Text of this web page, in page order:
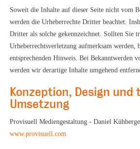
Soweit die Inhalte auf dieser Seite nicht vom
werden die Urheberrechte Dritter beachtet.
Dritter als solche gekennzeichnet. Sollten Sie
Urheberrechtsverletzung aufmerksam werden,
entsprechenden Hinweis. Bei Bekanntwerden
werden wir derartige Inhalte umgehend
Konzeption, Design und
Umsetzung
Provisuell Mediengestaltung - Daniel
www.provisuell.com